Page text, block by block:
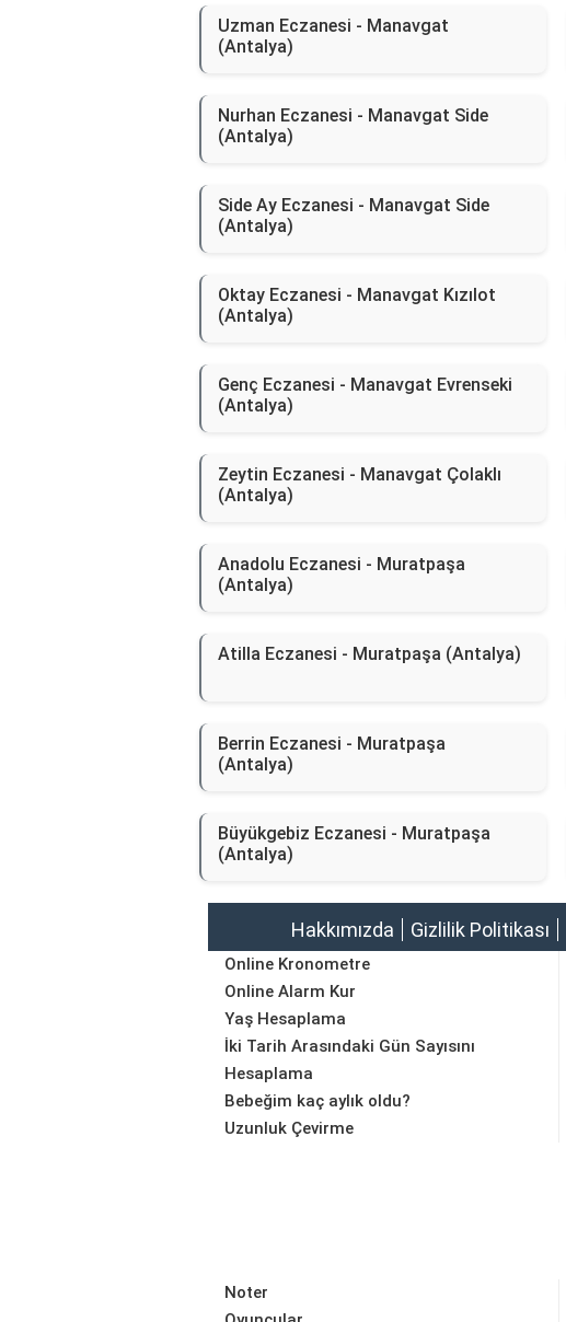
Uzman Eczanesi - Manavgat
(Antalya)
Nurhan Eczanesi - Manavgat Side
(Antalya)
Side Ay Eczanesi - Manavgat Side
(Antalya)
Oktay Eczanesi - Manavgat Kızılot
(Antalya)
Genç Eczanesi - Manavgat Evrenseki
(Antalya)
Zeytin Eczanesi - Manavgat Çolaklı
(Antalya)
Anadolu Eczanesi - Muratpaşa
(Antalya)
Atilla Eczanesi - Muratpaşa (Antalya)
Berrin Eczanesi - Muratpaşa
(Antalya)
Büyükgebiz Eczanesi - Muratpaşa
(Antalya)
Hakkımızda Gizlilik Politikası
Online Kronometre
Online Alarm Kur
Yaş Hesaplama
İki Tarih Arasındaki Gün Sayısını
Hesaplama
Bebeğim kaç aylık oldu?
Uzunluk Çevirme
Noter